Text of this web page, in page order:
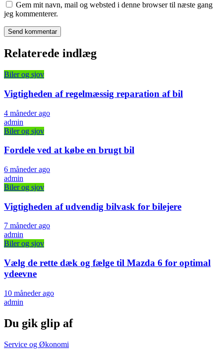
Gem mit navn, mail og websted i denne browser til næste gang
jeg kommenterer.
Relaterede indlæg
Biler og sjov
Vigtigheden af regelmæssig reparation af bil
4 måneder ago
admin
Biler og sjov
Fordele ved at købe en brugt bil
6 måneder ago
admin
Biler og sjov
Vigtigheden af udvendig bilvask for bilejere
7 måneder ago
admin
Biler og sjov
Vælg de rette dæk og fælge til Mazda 6 for optimal
ydeevne
10 måneder ago
admin
Du gik glip af
Service og Økonomi